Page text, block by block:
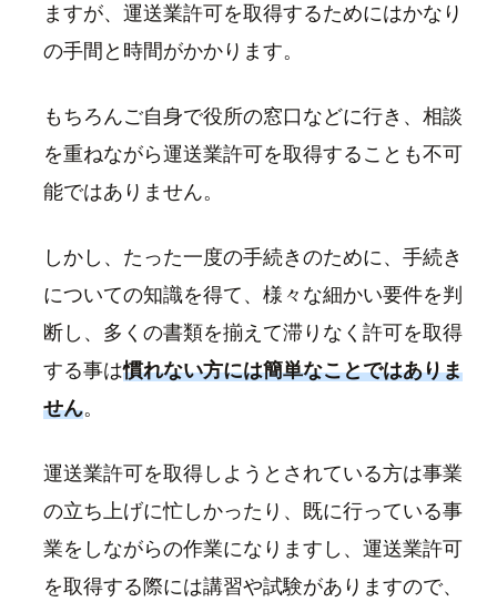
ますが、運送業許可を取得するためにはかなり
の手間と時間がかかります。
もちろんご自身で役所の窓口などに行き、相談
を重ねながら運送業許可を取得することも不可
能ではありません。
しかし、たった一度の手続きのために、手続き
についての知識を得て、様々な細かい要件を判
断し、多くの書類を揃えて滞りなく許可を取得
する事は慣れない方には簡単なことではありま
せん。
運送業許可を取得しようとされている方は事業
の立ち上げに忙しかったり、既に行っている事
業をしながらの作業になりますし、運送業許可
を取得する際には講習や試験がありますので、